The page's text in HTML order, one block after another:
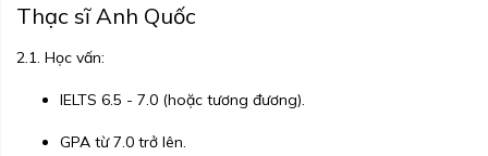
Thạc sĩ Anh Quốc
2.1. Học vấn:
IELTS 6.5 - 7.0 (hoặc tương đương).
GPA từ 7.0 trở lên.